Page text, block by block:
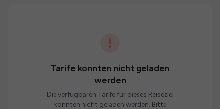
Tarife konnten nicht geladen
werden
Die verfügbaren Tarife für dieses Reiseziel
konnten nicht geladen werden. Bitte